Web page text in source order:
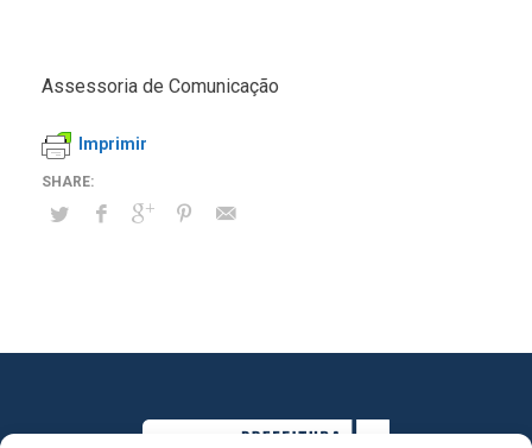
Assessoria de Comunicação
Imprimir